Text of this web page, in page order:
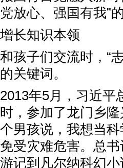
党放心、强国有我”
增长知识本领
和孩子们交流时，“
的关键词。
2013年5月，习近平
时，参加了龙门乡
个男孩说，我想当
免受灾难危害。总
游记到凡尔纳科幻